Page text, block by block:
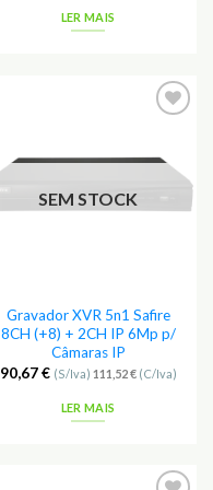
LER MAIS
Favoritos
SEM STOCK
Gravador XVR 5n1 Safire
8CH (+8) + 2CH IP 6Mp p/
Câmaras IP
90,67€ (S/Iva) 111,52€(C/Iva)
LER MAIS